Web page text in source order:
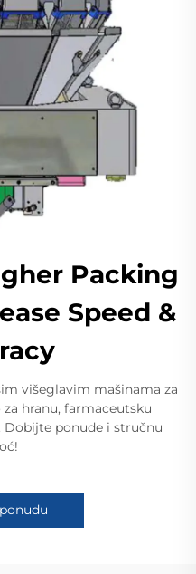
Packing
Speed &
višeglavim mašinama za
za hranu, farmaceutsku
ponude i stručnu